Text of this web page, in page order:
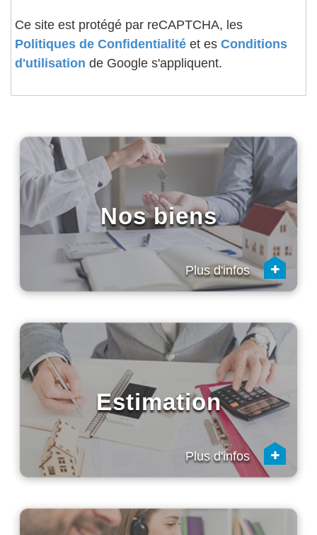
Ce site est protégé par reCAPTCHA, les
Politiques de Confidentialité et es Conditions
d'utilisation de Google s'appliquent.
Nos biens
Plus d'infos +
Estimation
Plus d'infos +